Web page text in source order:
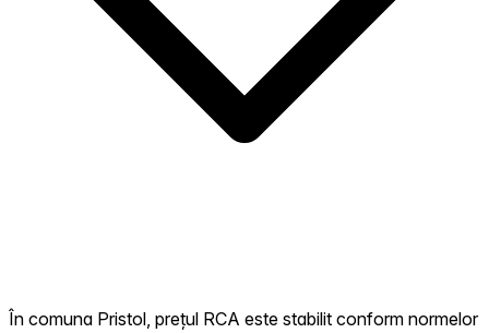
În comuna Pristol, prețul RCA este stabilit conform normelor